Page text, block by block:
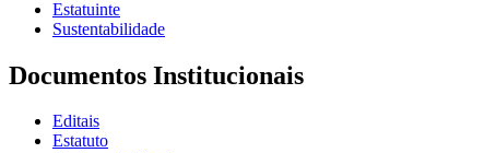
Estatuinte
Sustentabilidade
Documentos Institucionais
Editais
Estatuto